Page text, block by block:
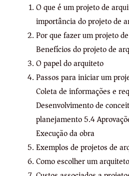
O que é um projeto de
importância do projeto de
Por que fazer um projeto
Benefícios do projeto de
O papel do arquiteto
Passos para iniciar um
Coleta de informações e
Desenvolvimento de
planejamento 5.4
Execução da obra
Exemplos de projetos de
Como escolher um arquiteto